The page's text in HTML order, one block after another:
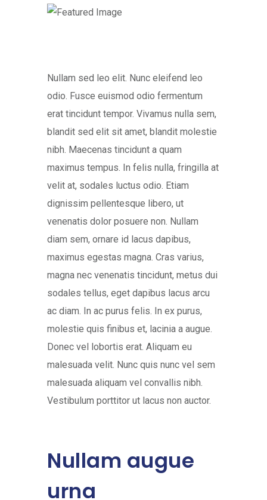
Nullam sed leo elit. Nunc eleifend leo
odio. Fusce euismod odio fermentum
erat tincidunt tempor. Vivamus nulla sem,
blandit sed elit sit amet, blandit molestie
nibh. Maecenas tincidunt a quam
maximus tempus. In felis nulla, fringilla at
velit at, sodales luctus odio. Etiam
dignissim pellentesque libero, ut
venenatis dolor posuere non. Nullam
diam sem, ornare id lacus dapibus,
maximus egestas magna. Cras varius,
magna nec venenatis tincidunt, metus dui
sodales tellus, eget dapibus lacus arcu
ac diam. In ac purus felis. In ex purus,
molestie quis finibus et, lacinia a augue.
Donec vel lobortis erat. Aliquam eu
malesuada velit. Nunc quis nunc vel sem
malesuada aliquam vel convallis nibh.
Vestibulum porttitor ut lacus non auctor.
Nullam augue
urna